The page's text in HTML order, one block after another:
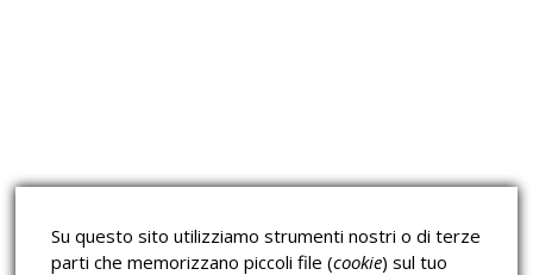
Verifica dell’autenticità
Su questo sito utilizziamo strumenti nostri o di terze
parti che memorizzano piccoli file (cookie) sul tuo